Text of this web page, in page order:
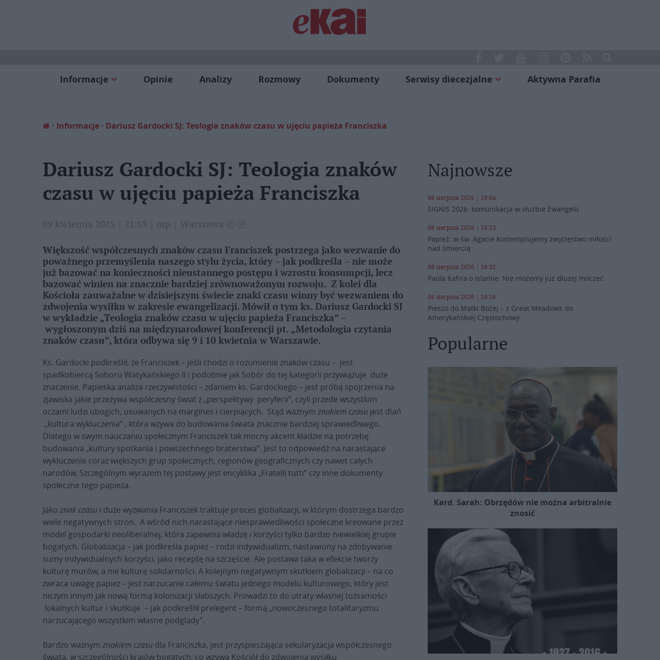
Informacje Opinie Analizy Rozmowy Dokumenty Serwisy diecezjalne Aktywna Parafia
Informacje Dariusz Gardocki SJ: Teologia znaków czasu w ujęciu papieża Franciszka
Dariusz Gardocki SJ: Teologia znaków
czasu w ujęciu papieża Franciszka
09 kwietnia 2025 | 21:53 | mp | Warszawa Ⓒ Ⓟ
Większość współczesnych znaków czasu Franciszek postrzega jako wezwanie do
poważnego przemyślenia naszego stylu życia, który – jak podkreśla – nie może
już bazować na konieczności nieustannego postępu i wzrostu konsumpcji, lecz
bazować winien na znacznie bardziej zrównoważonym rozwoju. Z kolei dla
Kościoła zauważalne w dzisiejszym świecie znaki czasu winny być wezwaniem do
zdwojenia wysiłku w zakresie ewangelizacji. Mówił o tym ks. Dariusz Gardocki SJ
w wykładzie „Teologia znaków czasu w ujęciu papieża Franciszka” –
wygłoszonym dziś na międzynarodowej konferencji pt. „Metodologia czytania
znaków czasu”, która odbywa się 9 i 10 kwietnia w Warszawie.
Ks. Gardocki podkreślił, że Franciszek – jeśli chodzi o rozumienie znaków czasu – jest
spadkobiercą Soboru Watykańskiego II i podobnie jak Sobór do tej kategorii przywiązuje duże
znaczenie. Papieska analiza rzeczywistości – zdaniem ks. Gardockiego – jest próbą spojrzenia na
zjawiska jakie przeżywa współczesny świat z „perspektywy peryferii”, czyli przede wszystkim
oczami ludzi ubogich, usuwanych na margines i cierpiących. Stąd ważnym znakiem czasu jest dlań
„kultura wykluczenia” , która wzywa do budowania świata znacznie bardziej sprawiedliwego.
Dlatego w swym nauczaniu społecznym Franciszek tak mocny akcent kładzie na potrzebę
budowania „kultury spotkania i powszechnego braterstwa”. Jest to odpowiedź na narastające
wykluczenie coraz większych grup społecznych, regionów geograficznych czy nawet całych
narodów. Szczególnym wyrazem tej postawy jest encyklika „Fratelli tutti” czy inne dokumenty
społeczne tego papieża.
Jako znak czasu i duże wyzwania Franciszek traktuje proces globalizacji, w którym dostrzega bardzo
wiele negatywnych stron. A wśród nich narastające niesprawiedliwości społeczne kreowane przez
model gospodarki neoliberalnej, która zapewnia władzę i korzyści tylko bardzo niewielkiej grupie
bogatych. Globalizacja – jak podkreśla papież – rodzi indywidualizm, nastawiony na zdobywanie
sumy indywidualnych korzyści, jako receptę na szczęście. Ale postawa taka w efekcie tworzy
kulturę murów, a nie kulturę solidarności. A kolejnym negatywnym skutkiem globalizacji – na co
zwraca uwagę papież – jest narzucanie całemu światu jednego modelu kulturowego, który jest
niczym innym jak nową formą kolonizacji słabszych. Prowadzi to do utraty własnej tożsamości
lokalnych kultur i skutkuje – jak podkreślił prelegent – formą „nowoczesnego totalitaryzmu
narzucającego wszystkim własne podglądy”.
Bardzo ważnym znakiem czasu dla Franciszka, jest przyspieszająca sekularyzacja współczesnego
świata, w szczególności krajów bogatych, co wzywa Kościół do zdwojenia wysiłku
Najnowsze
08 sierpnia 2026 | 19:04
SIGNIS 2026: komunikacja w służbie Ewangelii
08 sierpnia 2026 | 18:23
Papież: w św. Agacie kontemplujemy zwycięstwo miłości
nad śmiercią
08 sierpnia 2026 | 16:32
Paola Kafira o islamie: Nie możemy już dłużej milczeć
08 sierpnia 2026 | 16:16
Pieszo do Matki Bożej – z Great Meadows do
Amerykańskiej Częstochowy
Popularne
Kard. Sarah: Obrzędów nie można arbitralnie
znosić